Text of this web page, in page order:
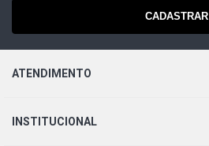
CADASTRAR
ATENDIMENTO
INSTITUCIONAL